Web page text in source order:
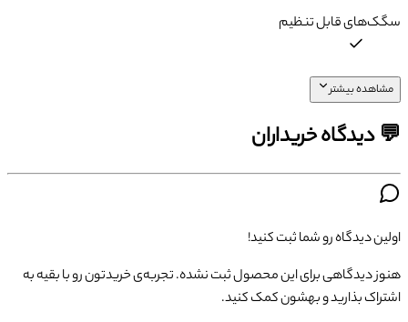
سگک‌های قابل تنظیم
مشاهده بیشتر
💬 دیدگاه خریداران
اولین دیدگاه رو شما ثبت کنید!
هنوز دیدگاهی برای این محصول ثبت نشده. تجربه‌ی خریدتون رو با بقیه به
اشتراک بذارید و بهشون کمک کنید.